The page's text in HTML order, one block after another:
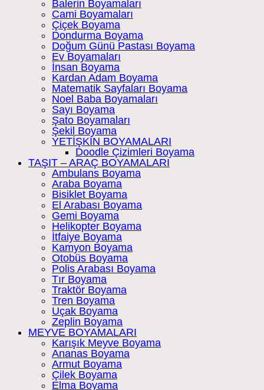
Balerin Boyamaları
Cami Boyamaları
Çiçek Boyama
Dondurma Boyama
Doğum Günü Pastası Boyama
Ev Boyamaları
İnsan Boyama
Kardan Adam Boyama
Matematik Sayfaları Boyama
Noel Baba Boyamaları
Sayı Boyama
Şato Boyamaları
Şekil Boyama
YETİŞKİN BOYAMALARI
Doodle Çizimleri Boyama
TAŞIT – ARAÇ BOYAMALARI
Ambulans Boyama
Araba Boyama
Bisiklet Boyama
El Arabası Boyama
Gemi Boyama
Helikopter Boyama
İtfaiye Boyama
Kamyon Boyama
Otobüs Boyama
Polis Arabası Boyama
Tır Boyama
Traktör Boyama
Tren Boyama
Uçak Boyama
Zeplin Boyama
MEYVE BOYAMALARI
Karışık Meyve Boyama
Ananas Boyama
Armut Boyama
Çilek Boyama
Elma Boyama